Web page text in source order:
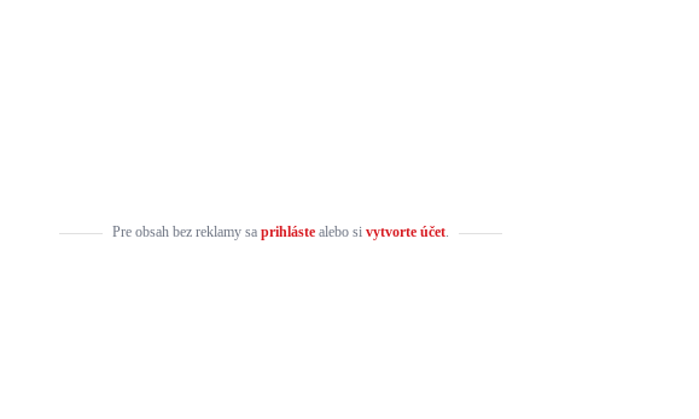
Pre obsah bez reklamy sa prihlástealebo si vytvorte účet.